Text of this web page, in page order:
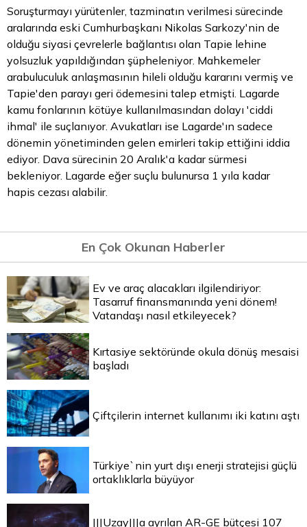
Soruşturmayı yürütenler, tazminatın verilmesi sürecinde
aralarında eski Cumhurbaşkanı Nikolas Sarkozy'nin de
olduğu siyasi çevrelerle bağlantısı olan Tapie lehine
yolsuzluk yapıldığından şüpheleniyor. Mahkemeler
arabuluculuk anlaşmasının hileli olduğu kararını vermiş ve
Tapie'den parayı geri ödemesini talep etmişti. Lagarde
kamu fonlarının kötüye kullanılmasından dolayı 'ciddi
ihmal' ile suçlanıyor. Avukatları ise Lagarde'ın sadece
dönemin yönetiminden gelen emirleri takip ettiğini iddia
ediyor. Dava sürecinin 20 Aralık'a kadar sürmesi
bekleniyor. Lagarde eğer suçlu bulunursa 1 yıla kadar
hapis cezası alabilir.
En Çok Okunan Haberler
Ev ve araç alacakları ilgilendiriyor:
Tasarruf finansmanında yeni dönem!
Vatandaşı nasıl etkileyecek?
Kırtasiye sektöründe okula dönüş mesaisi
başladı
Çiftçilerin internet kullanımı iki katını aştı
Türkiye`nin yurt dışı enerji stratejisi güçlü
ortaklıklarla büyüyor
|||Uzay|||a ayrılan AR-GE bütçesi 107